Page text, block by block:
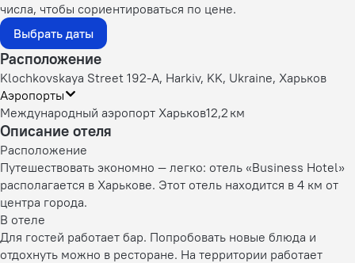
числа, чтобы сориентироваться по цене.
Выбрать даты
Расположение
Klochkovskaya Street 192-A, Harkіv, KK, Ukraine, Харьков
Аэропорты
Международный аэропорт Харьков12,2 км
Описание отеля
Расположение
Путешествовать экономно — легко: отель «Business Hotel»
располагается в Харькове. Этот отель находится в 4 км от
центра города.
В отеле
Для гостей работает бар. Попробовать новые блюда и
отдохнуть можно в ресторане. На территории работает